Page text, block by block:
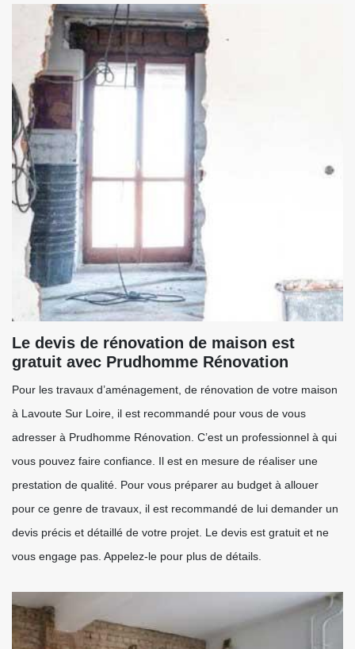
Le devis de rénovation de maison est
gratuit avec Prudhomme Rénovation
Pour les travaux d’aménagement, de rénovation de votre maison
à Lavoute Sur Loire, il est recommandé pour vous de vous
adresser à Prudhomme Rénovation. C’est un professionnel à qui
vous pouvez faire confiance. Il est en mesure de réaliser une
prestation de qualité. Pour vous préparer au budget à allouer
pour ce genre de travaux, il est recommandé de lui demander un
devis précis et détaillé de votre projet. Le devis est gratuit et ne
vous engage pas. Appelez-le pour plus de détails.